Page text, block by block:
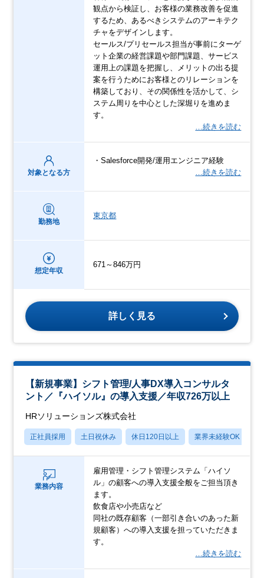
観点から検証し、お客様の業務改善を促進
するため、あるべきシステムのアーキテク
チャをデザインします。
セールス/プリセールス担当が事前にターゲ
ット企業の経営課題や部門課題、サービス
運用上の課題を把握し、メリットの出る提
案を行うためにお客様とのリレーションを
構築しており、その関係性を活かして、シ
ステム周りを中心とした深堀りを進めま
す。
…続きを読む
対象となる方
・Salesforce開発/運用エンジニア経験
…続きを読む
勤務地
東京都
想定年収
671～846万円
詳しく見る
【新規事業】シフト管理/人事DX導入コンサルタ
ント／『ハイソル』の導入支援／年収726万以上
HRソリューションズ株式会社
正社員採用 土日祝休み 休日120日以上 業界未経験OK
業務内容
雇用管理・シフト管理システム「ハイソ
ル」の顧客への導入支援全般をご担当頂き
ます。
飲食店や小売店など
同社の既存顧客（一部引き合いのあった新
規顧客）への導入支援を担っていただきま
す。
…続きを読む